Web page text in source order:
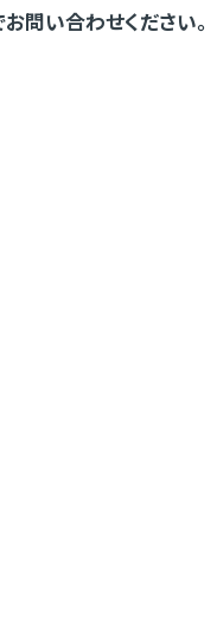
問い合わせください。